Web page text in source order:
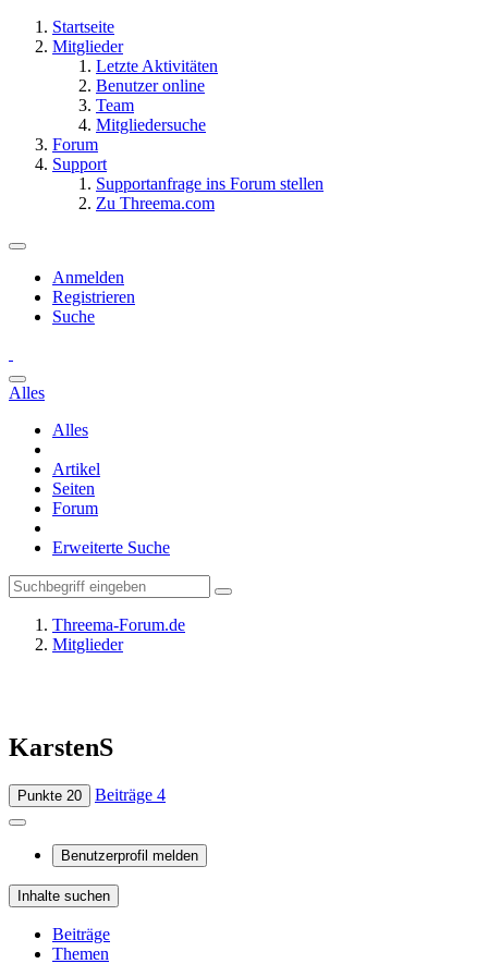
Startseite
Mitglieder
Letzte Aktivitäten
Benutzer online
Team
Mitgliedersuche
Forum
Support
Supportanfrage ins Forum stellen
Zu Threema.com
Anmelden
Registrieren
Suche
Alles
Alles
Artikel
Seiten
Forum
Erweiterte Suche
Threema-Forum.de
Mitglieder
KarstenS
Punkte 20 Beiträge 4
Benutzerprofil melden
Inhalte suchen
Beiträge
Themen